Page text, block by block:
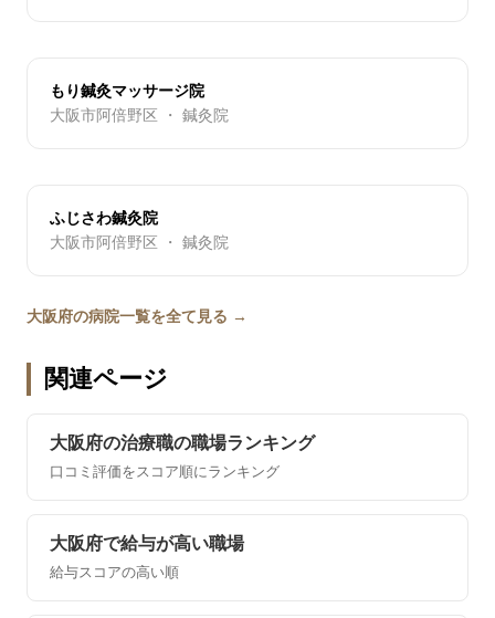
もり鍼灸マッサージ院
大阪市阿倍野区 ・ 鍼灸院
ふじさわ鍼灸院
大阪市阿倍野区 ・ 鍼灸院
大阪府の病院一覧を全て見る →
関連ページ
大阪府の治療職の職場ランキング
口コミ評価をスコア順にランキング
大阪府で給与が高い職場
給与スコアの高い順